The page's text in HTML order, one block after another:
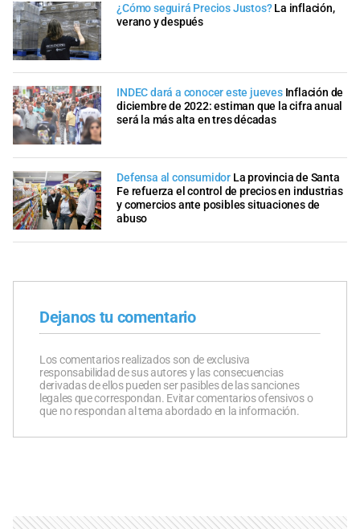
¿Cómo seguirá Precios Justos? La inflación,
verano y después
INDEC dará a conocer este jueves Inflación de
diciembre de 2022: estiman que la cifra anual
será la más alta en tres décadas
Defensa al consumidor La provincia de Santa
Fe refuerza el control de precios en industrias
y comercios ante posibles situaciones de
abuso
Dejanos tu comentario
Los comentarios realizados son de exclusiva
responsabilidad de sus autores y las consecuencias
derivadas de ellos pueden ser pasibles de las sanciones
legales que correspondan. Evitar comentarios ofensivos o
que no respondan al tema abordado en la información.